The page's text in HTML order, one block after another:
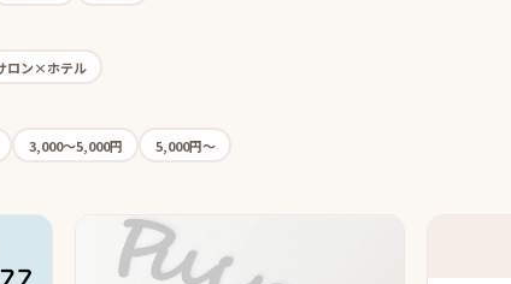
ロン×ホテル
3,000〜5,000円 5,000円〜